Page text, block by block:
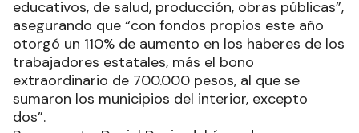
educativos, de salud, producción, obras públicas”,
asegurando que “con fondos propios este año
otorgó un 110% de aumento en los haberes de los
trabajadores estatales, más el bono
extraordinario de 700.000 pesos, al que se
sumaron los municipios del interior, excepto
dos”.